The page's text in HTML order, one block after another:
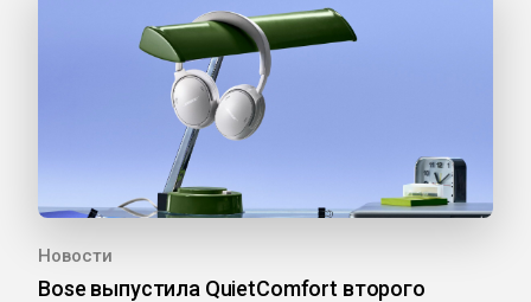
Новости
Bose выпустила QuietComfort второго